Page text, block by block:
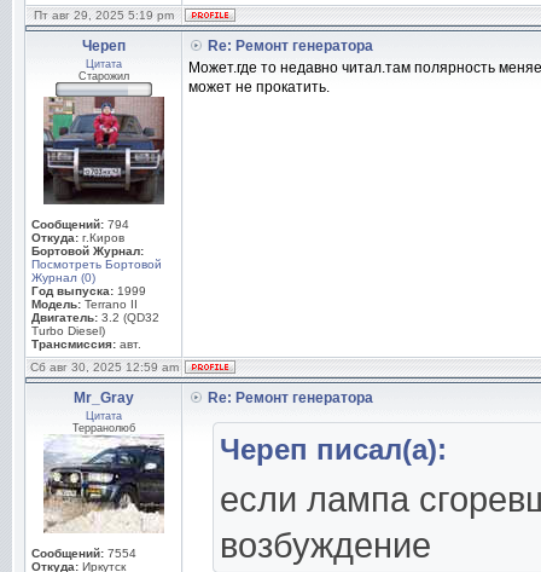
Пт авг 29, 2025 5:19 pm
Череп
Цитата
Старожил
Сообщений: 794
Откуда: г.Киров
Бортовой Журнал:
Посмотреть Бортовой
Журнал (0)
Год выпуска: 1999
Модель: Terrano II
Двигатель: 3.2 (QD32
Turbo Diesel)
Трансмиссия: авт.
Re: Ремонт генератора
Может.где то недавно читал.там полярность
может не прокатить.
Сб авг 30, 2025 12:59 am
Mr_Gray
Цитата
Терранолюб
Сообщений: 7554
Откуда: Иркутск
Re: Ремонт генератора
Череп писал(а):
если лампа
возбуждение